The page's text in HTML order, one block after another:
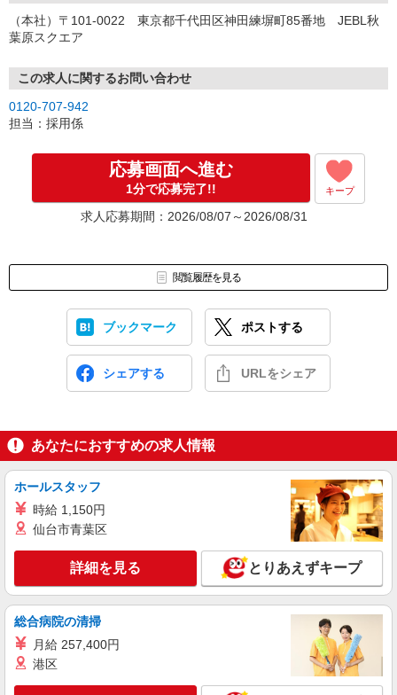
【来場登録（目安1時間30分）】
▼Step2 全国にあるお仕事の中から、あなたにピッタリのお仕事を
ご案内
▼Step3 就業前に職場見学で気になる事はしっかりチェック！
応募⇒最短で2日後からの勤務も可能です！
（本社）〒101-0022 東京都千代田区神田練塀町85番地 JEBL秋
葉原スクエア
この求人に関するお問い合わせ
0120-707-942
担当：採用係
応募画面へ進む
1分で応募完了!! キープ
求人応募期間：2026/08/07～2026/08/31
閲覧履歴を見る
ブックマーク ポストする
シェアする URLをシェア
あなたにおすすめの求人情報
ホールスタッフ
時給 1,150円
仙台市青葉区
詳細を見る とりあえずキープ
総合病院の清掃
月給 257,400円
港区